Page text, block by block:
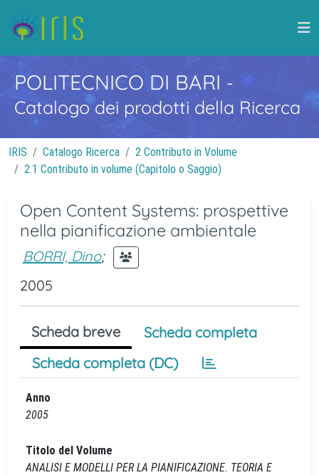
POLITECNICO DI BARI -
Catalogo dei prodotti della Ricerca
IRIS Catalogo Ricerca
2 Contributo in Volume
2.1 Contributo in volume (Capitolo o Saggio)
Open Content Systems: prospettive
nella pianificazione ambientale
BORRI, Dino;
2005
Scheda breve
Scheda completa
Scheda completa (DC)
Anno
2005
Titolo del Volume
ANALISI E MODELLI PER LA PIANIFICAZIONE. TEORIA E